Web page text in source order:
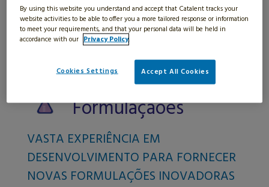
Home»Beleza»Serviços de Formulaçãoes
Serviços de
Formulaçãoes
VASTA EXPERIÊNCIA EM
DESENVOLVIMENTO PARA FORNECER
NOVAS FORMULAÇÕES INOVADORAS
By using this website you understand and accept that Catalent tracks your
website activities to be able to offer you a more tailored response or information
to meet your requirements, and that your personal data will be held in
accordance with our Privacy Policy.
Cookies Settings Accept All Cookies